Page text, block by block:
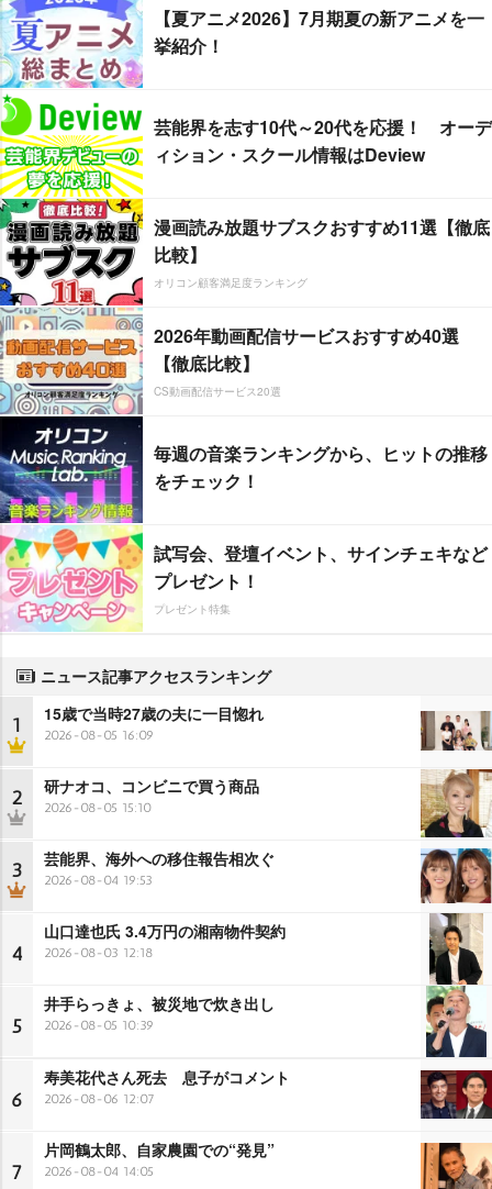
【夏アニメ2026】7月期夏の新アニメを一
挙紹介！
芸能界を志す10代～20代を応援！ オーデ
ィション・スクール情報はDeview
漫画読み放題サブスクおすすめ11選【徹底
比較】
オリコン顧客満足度ランキング
2026年動画配信サービスおすすめ40選
【徹底比較】
CS動画配信サービス20選
毎週の音楽ランキングから、ヒットの推移
をチェック！
試写会、登壇イベント、サインチェキなど
プレゼント！
プレゼント特集
ニュース記事アクセスランキング
1 15歳で当時27歳の夫に一目惚れ
2026-08-05 16:09
2 研ナオコ、コンビニで買う商品
2026-08-05 15:10
3 芸能界、海外への移住報告相次ぐ
2026-08-04 19:53
4
山口達也氏 3.4万円の湘南物件契約
2026-08-03 12:18
5
井手らっきょ、被災地で炊き出し
2026-08-05 10:39
6
寿美花代さん死去 息子がコメント
2026-08-06 12:07
7
片岡鶴太郎、自家農園での“発見”
2026-08-04 14:05